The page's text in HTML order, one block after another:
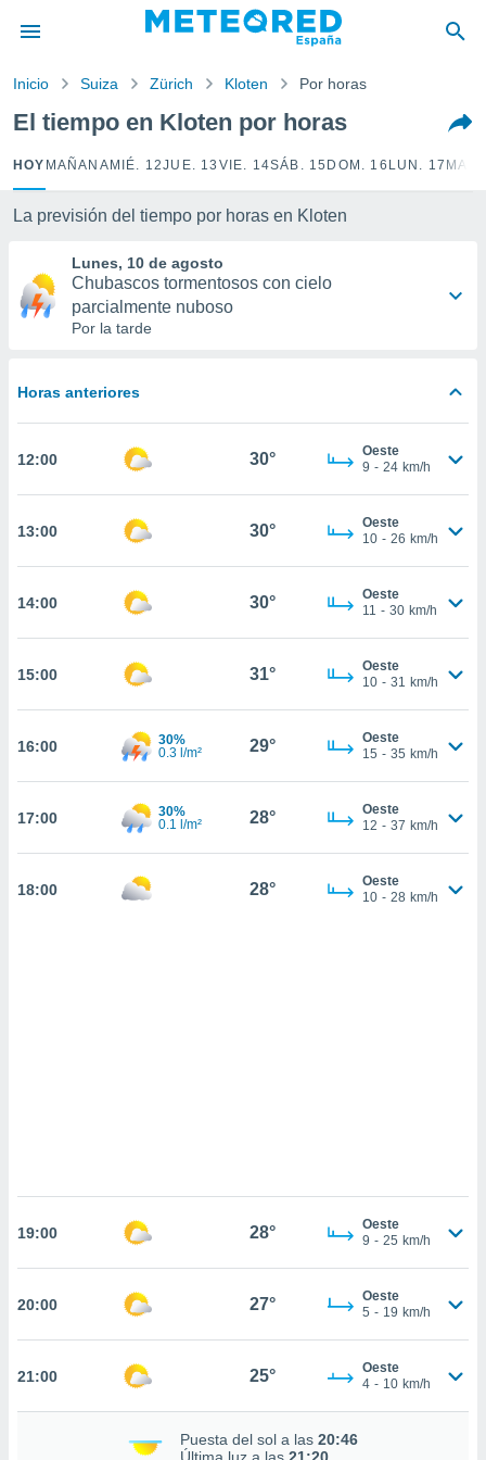
por
para
que se
calidad.
a este
y
forma
basada
botón
la
ya sean
nos
en
perfil
y
de
ACEPTAR
CONTINUAR
Inicio Suiza Zürich Kloten Por horas
El tiempo en Kloten por horas
HOY MAÑANA MIÉ. 12JUE. 13 VIE. 14SÁB. 15 DOM. 16 LUN. 17
La previsión del tiempo por horas en Kloten
Lunes, 10 de agosto
Chubascos tormentosos con cielo
parcialmente nuboso
Por la tarde
Horas anteriores
12:00 30°
Oeste
9 - 24 km/h
13:00 30°
Oeste
10 - 26 km/h
14:00 30°
Oeste
11 - 30 km/h
15:00 31°
Oeste
10 - 31 km/h
16:00
30%
0.3 l/m²
29°
Oeste
15 - 35 km/h
17:00
30%
0.1 l/m²
28°
Oeste
12 - 37 km/h
18:00 28°
Oeste
10 - 28 km/h
19:00 28°
Oeste
9 - 25 km/h
20:00 27°
Oeste
5 - 19 km/h
21:00 25°
Oeste
4 - 10 km/h
Puesta del sol a las 20:46
Última luz a las 21:20